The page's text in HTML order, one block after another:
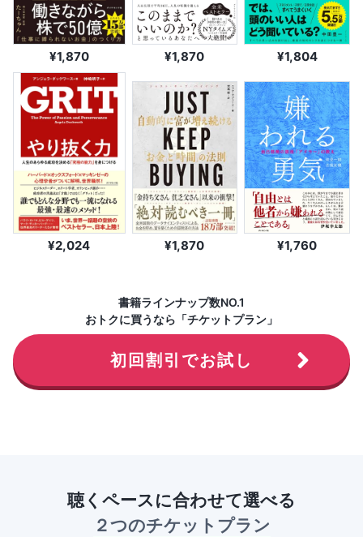
¥1,870 ¥1,870 ¥1,804
¥2,024 ¥1,870 ¥1,760
書籍ラインナップ数NO.1
おトクに買うなら「チケットプラン」
初回割引でお試し
聴くペースに合わせて選べる
２つのチケットプラン